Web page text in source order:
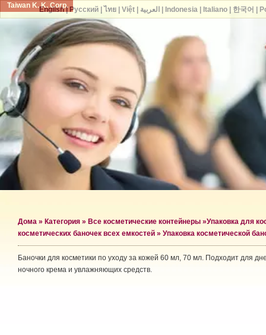
Taiwan K. K. Corp.
Дома » Категория » Все косметические контейнеры »Упаковка для
косметических баночек всех емкостей » Упаковка косметической
Баночки для косметики по уходу за кожей 60 мл, 70 мл. Подходит для
ночного крема и увлажняющих средств.
English| Русский| ไทย| Việt| العربية Indonesia| Italiano| 한국어